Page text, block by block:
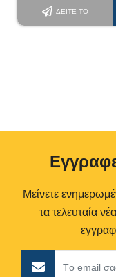
ΔΕΊΤΕ ΤΟ
Μείνετε
τα τελευταία